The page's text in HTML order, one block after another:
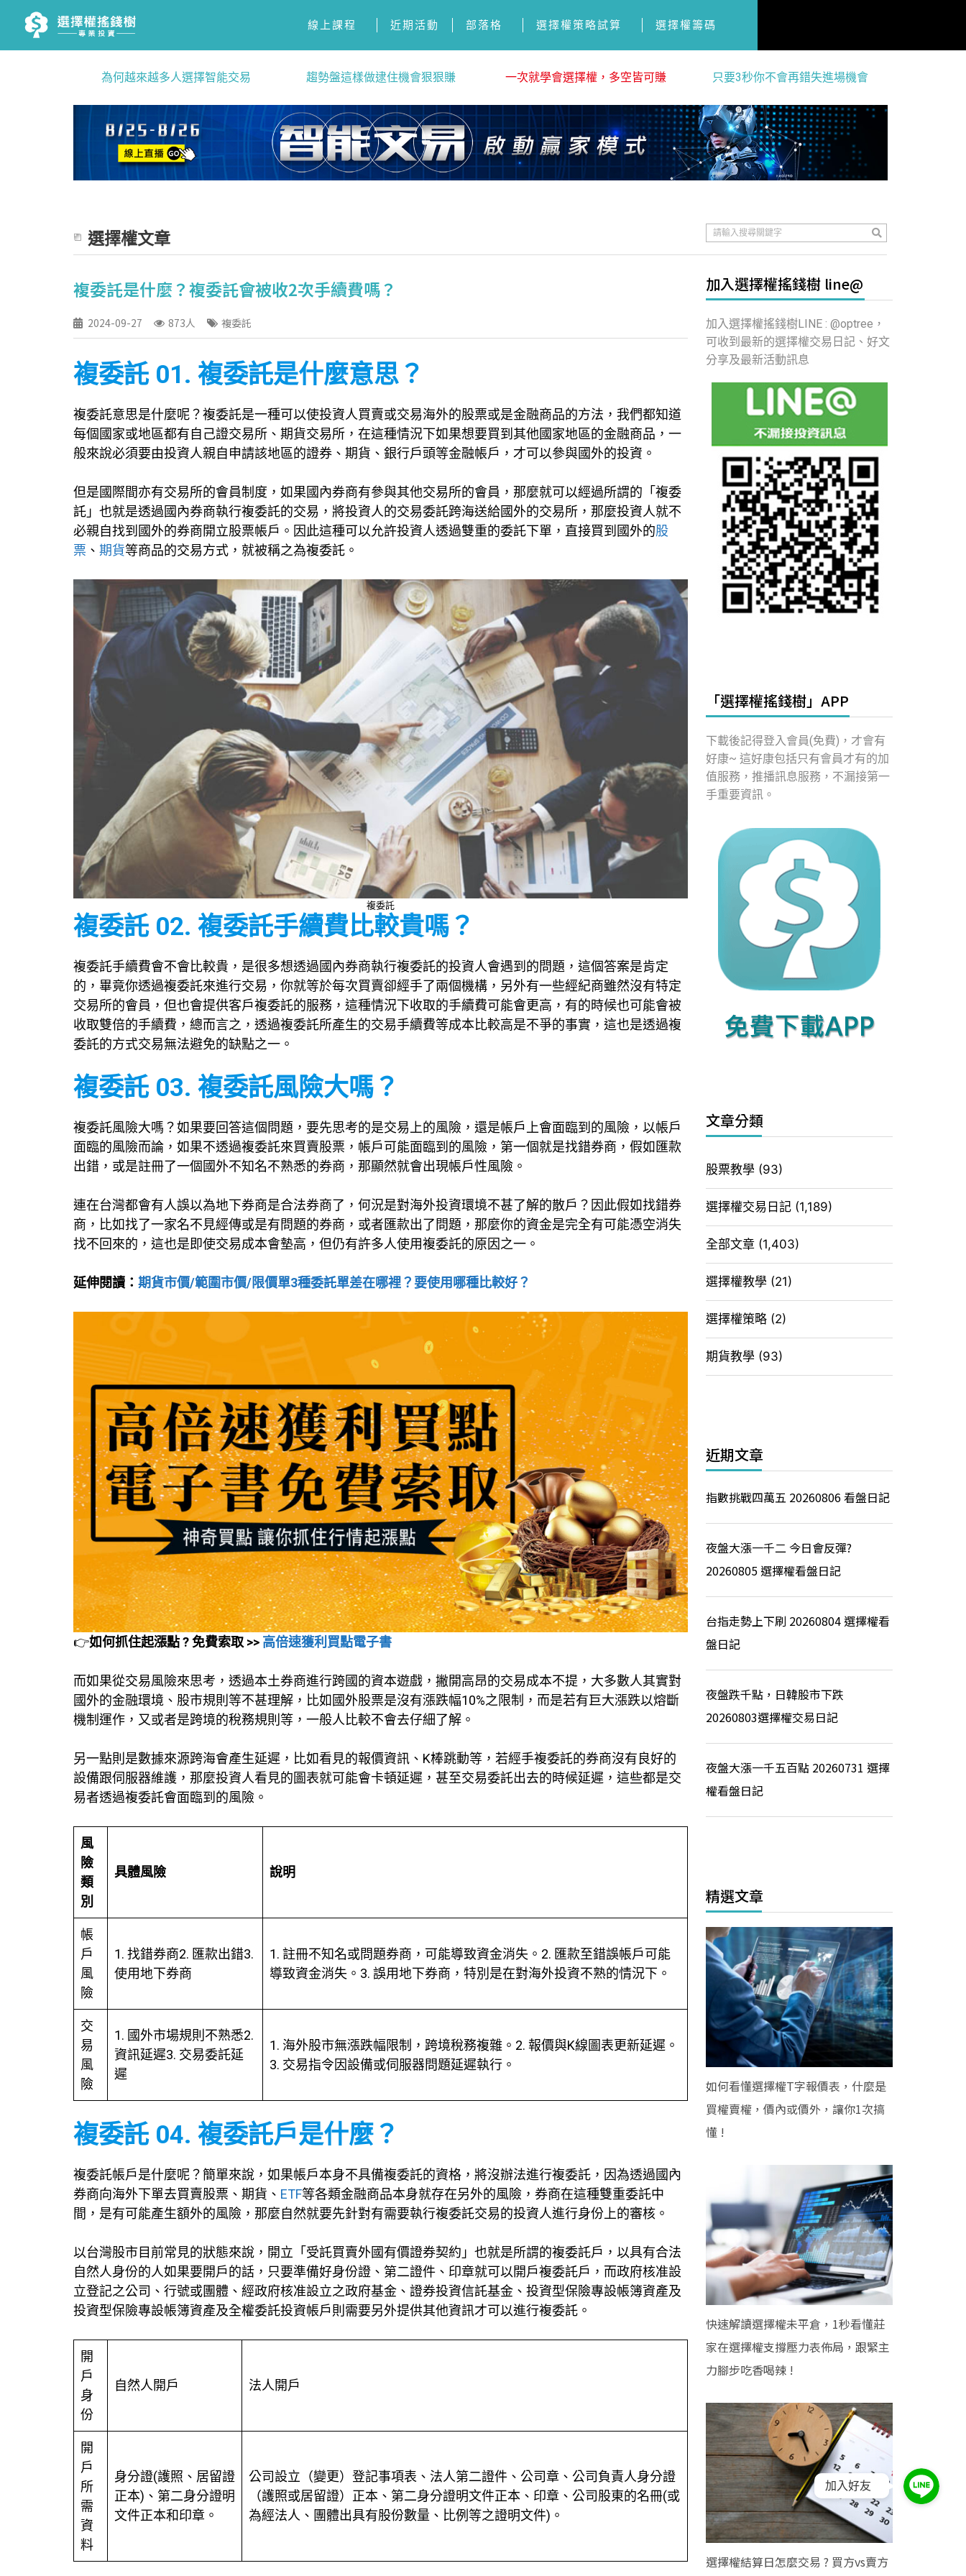
線上課程 近期活動 部落格 選擇權策略試算 選擇權籌碼
為何越來越多人選擇智能交易 趨勢盤這樣做逮住機會狠狠賺 一次就學會選擇權，多空皆可賺 只要3秒你不會再錯失進場機會
選擇權文章
複委託是什麼？複委託會被收2次手續費嗎？
2024-09-27 873人 複委託
複委託 01. 複委託是什麼意思？
複委託意思是什麼呢？複委託是一種可以使投資人買賣或交易海外的股票或是金融商品的方法，我們都知道
每個國家或地區都有自己證交易所、期貨交易所，在這種情況下如果想要買到其他國家地區的金融商品，一
般來說必須要由投資人親自申請該地區的證券、期貨、銀行戶頭等金融帳戶，才可以參與國外的投資。
但是國際間亦有交易所的會員制度，如果國內券商有參與其他交易所的會員，那麼就可以經過所謂的「複委
託」也就是透過國內券商執行複委託的交易，將投資人的交易委託跨海送給國外的交易所，那麼投資人就不
必親自找到國外的券商開立股票帳戶。因此這種可以允許投資人透過雙重的委託下單，直接買到國外的股
票 、 期貨等商品的交易方式，就被稱之為複委託。
複委託
複委託 02. 複委託手續費比較貴嗎？
複委託手續費會不會比較貴，是很多想透過國內券商執行複委託的投資人會遇到的問題，這個答案是肯定
的，畢竟你透過複委託來進行交易，你就等於每次買賣卻經手了兩個機構，另外有一些經紀商雖然沒有特定
交易所的會員，但也會提供客戶複委託的服務，這種情況下收取的手續費可能會更高，有的時候也可能會被
收取雙倍的手續費，總而言之，透過複委託所產生的交易手續費等成本比較高是不爭的事實，這也是透過複
委託的方式交易無法避免的缺點之一。
複委託 03. 複委託風險大嗎？
複委託風險大嗎？如果要回答這個問題，要先思考的是交易上的風險，還是帳戶上會面臨到的風險，以帳戶
面臨的風險而論，如果不透過複委託來買賣股票，帳戶可能面臨到的風險，第一個就是找錯券商，假如匯款
出錯，或是註冊了一個國外不知名不熟悉的券商，那顯然就會出現帳戶性風險。
連在台灣都會有人誤以為地下券商是合法券商了，何況是對海外投資環境不甚了解的散戶？因此假如找錯券
商，比如找了一家名不見經傳或是有問題的券商，或者匯款出了問題，那麼你的資金是完全有可能憑空消失
找不回來的，這也是即使交易成本會墊高，但仍有許多人使用複委託的原因之一。
延伸閱讀： 期貨市價/範圍市價/限價單3種委託單差在哪裡？要使用哪種比較好？
👉如何抓住起漲點 ? 免費索取 >> 高倍速獲利買點電子書
而如果從交易風險來思考，透過本土券商進行跨國的資本遊戲，撇開高昂的交易成本不提，大多數人其實對
國外的金融環境、股市規則等不甚理解，比如國外股票是沒有漲跌幅10%之限制，而是若有巨大漲跌以熔斷
機制運作，又或者是跨境的稅務規則等，一般人比較不會去仔細了解。
另一點則是數據來源跨海會產生延遲，比如看見的報價資訊、K棒跳動等，若經手複委託的券商沒有良好的
設備跟伺服器維護，那麼投資人看見的圖表就可能會卡頓延遲，甚至交易委託出去的時候延遲，這些都是交
易者透過複委託會面臨到的風險。
風
險
類
別
具體風險 說明
帳
戶
風
險
1. 找錯券商2. 匯款出錯3.
使用地下券商
1. 註冊不知名或問題券商，可能導致資金消失。2. 匯款至錯誤帳戶可能
導致資金消失。3. 誤用地下券商，特別是在對海外投資不熟的情況下。
交
易
風
險
1. 國外市場規則不熟悉2.
資訊延遲3. 交易委託延
遲
1. 海外股市無漲跌幅限制，跨境稅務複雜。2. 報價與K線圖表更新延遲。
3. 交易指令因設備或伺服器問題延遲執行。
複委託 04. 複委託戶是什麼？
複委託帳戶是什麼呢？簡單來說，如果帳戶本身不具備複委託的資格，將沒辦法進行複委託，因為透過國內
券商向海外下單去買賣股票、期貨、 ETF等各類金融商品本身就存在另外的風險，券商在這種雙重委託中
間，是有可能產生額外的風險，那麼自然就要先針對有需要執行複委託交易的投資人進行身份上的審核。
以台灣股市目前常見的狀態來說，開立「受託買賣外國有價證券契約」也就是所謂的複委託戶，以具有合法
自然人身份的人如果要開戶的話，只要準備好身份證、第二證件、印章就可以開戶複委託戶，而政府核准設
立登記之公司、行號或團體、經政府核准設立之政府基金、證券投資信託基金、投資型保險專設帳簿資產及
投資型保險專設帳簿資產及全權委託投資帳戶則需要另外提供其他資訊才可以進行複委託。
開
戶
身
份
自然人開戶 法人開戶
開
戶
所
需
資
料
身分證(護照、居留證
正本)、第二身分證明
文件正本和印章。
公司設立（變更）登記事項表、法人第二證件、公司章、公司負責人身分證
（護照或居留證）正本、第二身分證明文件正本、印章、公司股東的名冊(或
為經法人、團體出具有股份數量、比例等之證明文件)。
加入選擇權搖錢樹 line@
加入選擇權搖錢樹LINE : @optree，
可收到最新的選擇權交易日記、好文
分享及最新活動訊息
「選擇權搖錢樹」APP
下載後記得登入會員(免費)，才會有
好康~ 這好康包括只有會員才有的加
值服務，推播訊息服務，不漏接第一
手重要資訊。
文章分類
股票教學 (93)
選擇權交易日記 (1,189)
全部文章 (1,403)
選擇權教學 (21)
選擇權策略 (2)
期貨教學 (93)
近期文章
指數挑戰四萬五 20260806 看盤日記
夜盤大漲一千二 今日會反彈?
20260805 選擇權看盤日記
台指走勢上下刷 20260804 選擇權看
盤日記
夜盤跌千點，日韓股市下跌
20260803選擇權交易日記
夜盤大漲一千五百點 20260731 選擇
權看盤日記
精選文章
如何看懂選擇權T字報價表，什麼是
買權賣權，價內或價外，讓你1次搞
懂 !
快速解讀選擇權未平倉，1秒看懂莊
家在選擇權支撐壓力表佈局，跟緊主
力腳步吃香喝辣 !
選擇權結算日怎麼交易 ? 買方vs賣方
加入好友